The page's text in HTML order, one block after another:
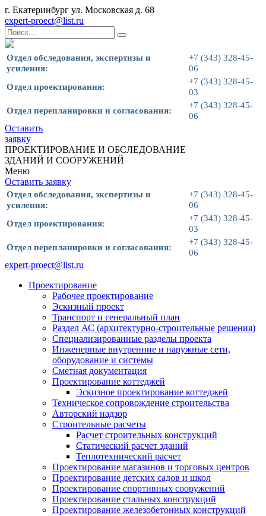
г. Екатеринбург ул. Московская д. 68
expert-proect@list.ru
Отдел обследования, экспертизы и
усиления:
+7 (343) 328-45-
06
Отдел проектирования:
+7 (343) 328-45-
03
Отдел перепланировки и согласования:
+7 (343) 328-45-
06
Оставить
заявку
ПРОЕКТИРОВАНИЕ И ОБСЛЕДОВАНИЕ
ЗДАНИЙ И СООРУЖЕНИЙ
Меню
Оставить заявку
Отдел обследования, экспертизы и
усиления:
+7 (343) 328-45-
06
Отдел проектирования:
+7 (343) 328-45-
03
Отдел перепланировки и согласования:
+7 (343) 328-45-
06
expert-proect@list.ru
Проектирование
Рабочее проектирование
Эскизный проект
Транспорт и генеральный план
Раздел АС (архитектурно-строительные решения)
Специализированные разделы проекта
Инженерные внутренние и наружные сети,
оборудование и системы
Сметная документация
Проектирование коттеджей
Эскизное проектирование коттеджей
Техническое сопровождение строительства
Авторский надзор
Строительные расчеты
Расчет строительных конструкций
Статический расчет зданий
Теплотехнический расчет
Проектирование магазинов и торговых центров
Проектирование детских садов и школ
Проектирование спортивных сооружений
Проектирование стальных конструкций
Проектирование железобетонных конструкций